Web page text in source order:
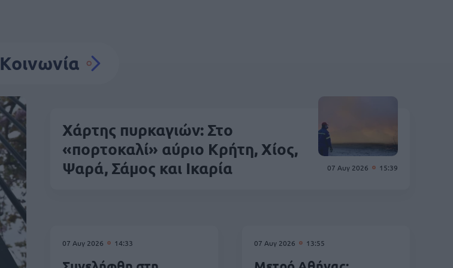
Κοινωνία
07 Αυγ 2026 15:39
Χάρτης πυρκαγιών: Στο
«πορτοκαλί» αύριο Κρήτη, Χίος,
Ψαρά, Σάμος και Ικαρία
07 Αυγ 2026 14:33 07 Αυγ 2026 13:55